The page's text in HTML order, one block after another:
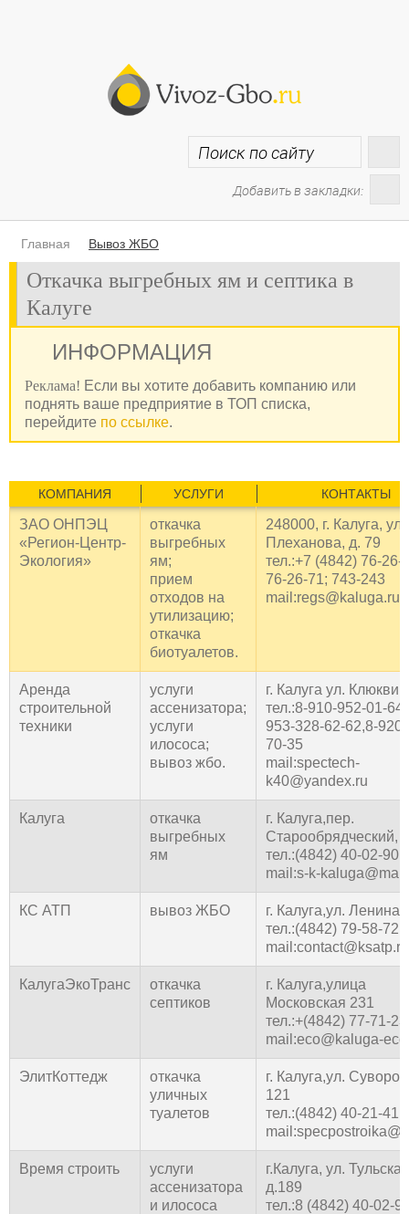
Добавить в закладки:
Главная Вывоз ЖБО
Откачка выгребных ям и септика в
Калуге
ИНФОРМАЦИЯ
Реклама! Если вы хотите добавить компанию или
поднять ваше предприятие в ТОП списка,
перейдите по ссылке.
КОМПАНИЯ УСЛУГИ КОНТАКТЫ
ЗАО ОНПЭЦ
«Регион-Центр-
Экология»
откачка
выгребных
ям;
прием
отходов на
утилизацию;
откачка
биотуалетов.
248000, г. Калуга, ул.
Плеханова, д. 79
тел.:+7 (4842) 76-26-
76-26-71; 743-243
mail:regs@kaluga.ru
Аренда
строительной
техники
услуги
ассенизатора;
услуги
илососа;
вывоз жбо.
г. Калуга ул.
тел.:8-910-952-01-
953-328-62-62,8-
70-35
mail:spectech-
k40@yandex.ru
Калуга
откачка
выгребных
ям
г. Калуга,пер.
Старообрядческий,
тел.:(4842) 40-02-90
mail:s-k-
КС АТП вывоз ЖБО
г. Калуга,ул. Ленина,
тел.:(4842) 79-58-72
mail:contact@ksatp.ru
КалугаЭкоТранс
откачка
септиков
г. Калуга,улица
Московская 231
тел.:+(4842) 77-71-23
mail:eco@kaluga-
ЭлитКоттедж
откачка
уличных
туалетов
г. Калуга,ул.
121
тел.:(4842) 40-21-41
Время строить
услуги
ассенизатора
и илососа
г.Калуга, ул.
д.189
тел.:8 (4842) 40-02-